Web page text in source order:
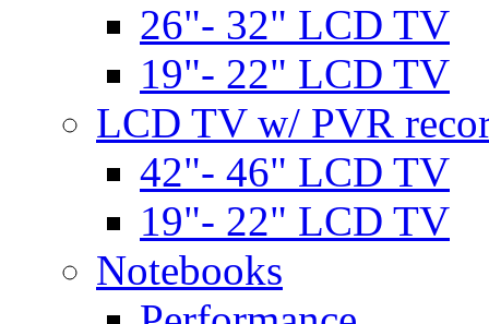
26"- 32" LCD TV
19"- 22" LCD TV
LCD TV w/ PVR
42"- 46" LCD TV
19"- 22" LCD TV
Notebooks